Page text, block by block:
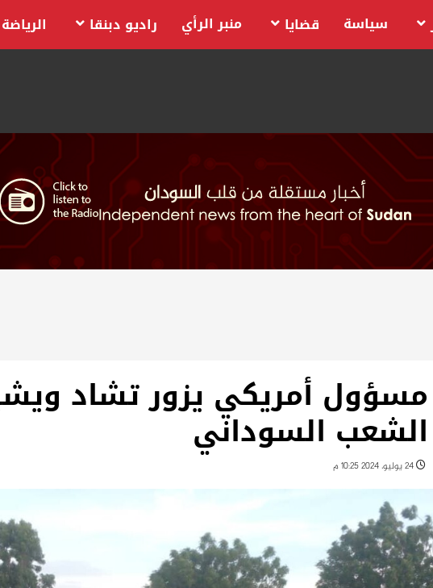
سياسة قضايا منبر الرأي راديو دبنقا الرياضة
مسؤول أمريكي يزور تشاد
الشعب السوداني
24 يوليو، 2024 10:25 م